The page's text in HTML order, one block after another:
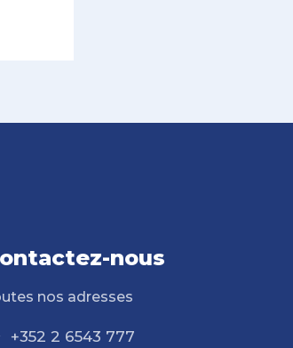
nous
nos adresses
+352 2 6543 777